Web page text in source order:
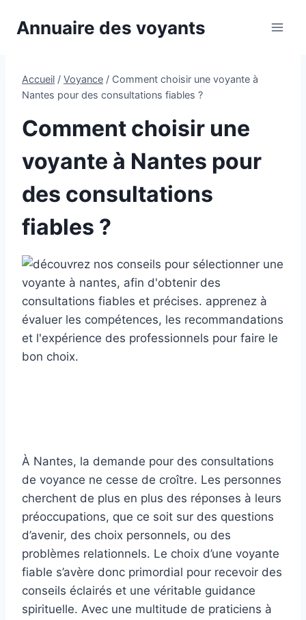
Annuaire des voyants
Accueil / Voyance / Comment choisir une voyante à
Nantes pour des consultations fiables ?
Comment choisir une
voyante à Nantes pour
des consultations
fiables ?
À Nantes, la demande pour des consultations
de voyance ne cesse de croître. Les personnes
cherchent de plus en plus des réponses à leurs
préoccupations, que ce soit sur des questions
d’avenir, des choix personnels, ou des
problèmes relationnels. Le choix d’une voyante
fiable s’avère donc primordial pour recevoir des
conseils éclairés et une véritable guidance
spirituelle. Avec une multitude de praticiens à